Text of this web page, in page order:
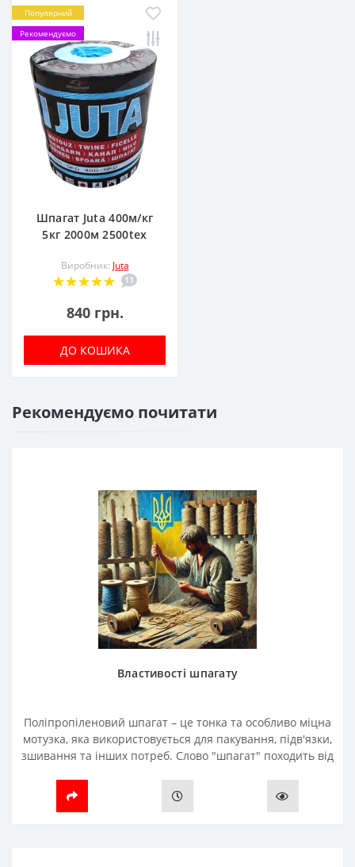
Популярний
Рекомендуємо
Шпагат Juta 400м/кг
5кг 2000м 2500tex
Виробник: Juta
11
840 грн.
ДО КОШИКА
Рекомендуємо почитати
Властивості шпагату
Поліпропіленовий шпагат – це тонка та особливо міцна
мотузка, яка використовується для пакування, підв'язки,
зшивання та інших потреб. Слово "шпагат" походить від